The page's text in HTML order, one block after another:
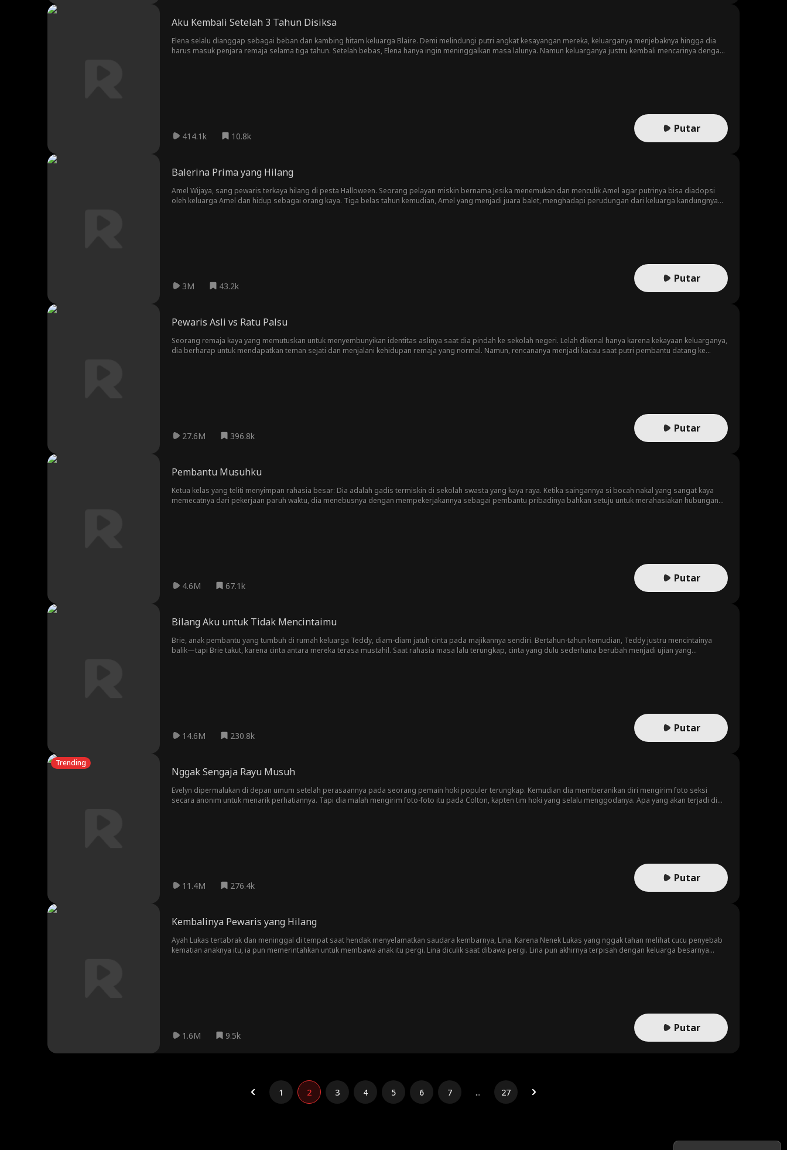
Aku Kembali Setelah 3 Tahun Disiksa
Elena selalu dianggap sebagai beban dan kambing hitam keluarga Blaire. Demi melindungi putri angkat kesayangan mereka, keluarganya menjebaknya hingga dia
harus masuk penjara remaja selama tiga tahun. Setelah bebas, Elena hanya ingin meninggalkan masa lalunya. Namun keluarganya justru kembali mencarinya dengan
414.1k 10.8k
Putar
Balerina Prima yang Hilang
Amel Wijaya, sang pewaris terkaya hilang di pesta Halloween. Seorang pelayan miskin bernama Jesika menemukan dan menculik Amel agar putrinya bisa diadopsi
oleh keluarga Amel dan hidup sebagai orang kaya. Tiga belas tahun kemudian, Amel yang menjadi juara balet, menghadapi perudungan dari keluarga kandungnya
3M 43.2k
Putar
Pewaris Asli vs Ratu Palsu
Seorang remaja kaya yang memutuskan untuk menyembunyikan identitas aslinya saat dia pindah ke sekolah negeri. Lelah dikenal hanya karena kekayaan keluarganya,
dia berharap untuk mendapatkan teman sejati dan menjalani kehidupan remaja yang normal. Namun, rencananya menjadi kacau saat putri pembantu datang ke
27.6M 396.8k
Putar
Pembantu Musuhku
Ketua kelas yang teliti ​​menyimpan rahasia besar: Dia adalah gadis termiskin di sekolah swasta yang kaya raya. Ketika saingannya si bocah nakal yang sangat kaya
memecatnya dari pekerjaan paruh waktu, dia menebusnya dengan mempekerjakannya sebagai pembantu pribadinya bahkan setuju untuk merahasiakan hubungan
4.6M 67.1k
Putar
Bilang Aku untuk Tidak Mencintaimu
Brie, anak pembantu yang tumbuh di rumah keluarga Teddy, diam-diam jatuh cinta pada majikannya sendiri. Bertahun-tahun kemudian, Teddy justru mencintainya
balik—tapi Brie takut, karena cinta antara mereka terasa mustahil. Saat rahasia masa lalu terungkap, cinta yang dulu sederhana berubah menjadi ujian yang
14.6M 230.8k
Putar
Trending
Nggak Sengaja Rayu Musuh
Evelyn dipermalukan di depan umum setelah perasaannya pada seorang pemain hoki populer terungkap. Kemudian dia memberanikan diri mengirim foto seksi
secara anonim untuk menarik perhatiannya. Tapi dia malah mengirim foto-foto itu pada Colton, kapten tim hoki yang selalu menggodanya. Apa yang akan terjadi di
11.4M 276.4k
Putar
Kembalinya Pewaris yang Hilang
Ayah Lukas tertabrak dan meninggal di tempat saat hendak menyelamatkan saudara kembarnya, Lina. Karena Nenek Lukas yang nggak tahan melihat cucu penyebab
kematian anaknya itu, ia pun memerintahkan untuk membawa anak itu pergi. Lina diculik saat dibawa pergi. Lina pun akhirnya terpisah dengan keluarga besarnya
1.6M 9.5k
Putar
1 2 3 4 5 6 7 ... 27